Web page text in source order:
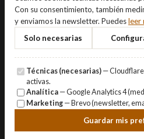
Aviso Legal·Privacidad·
Con su consentimiento, también
y enviamos la newsletter. Puedesleer
Solo necesarias
Técnicas (necesarias) — Cloudflare
activas.
Analítica — Google Analytics 4
Marketing — Brevo (newsletter,
Guardar mis